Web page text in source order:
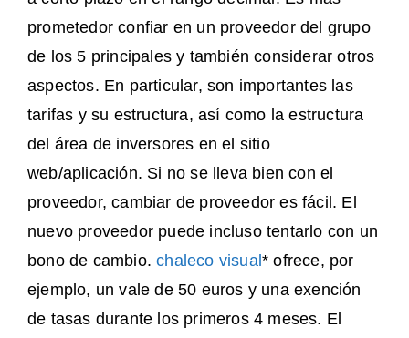
prometedor confiar en un proveedor del grupo
de los 5 principales y también considerar otros
aspectos. En particular, son importantes las
tarifas y su estructura, así como la estructura
del área de inversores en el sitio
web/aplicación. Si no se lleva bien con el
proveedor, cambiar de proveedor es fácil. El
nuevo proveedor puede incluso tentarlo con un
bono de cambio.chaleco visual* ofrece, por
ejemplo, un vale de 50 euros y una exención
de tasas durante los primeros 4 meses. El